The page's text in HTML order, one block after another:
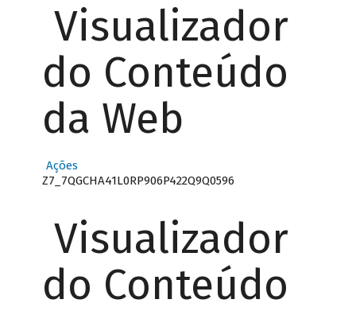
Visualizador
do Conteúdo
da Web
Ações
Z7_7QGCHA41L0RP906P422Q9Q0596
Visualizador
do Conteúdo